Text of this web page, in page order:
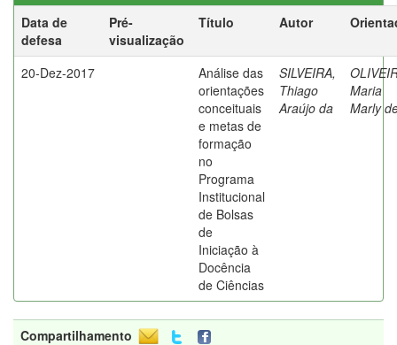
Data de
defesa
Pré-
visualização
Título Autor
20-Dez-2017
Análise das
orientações
conceituais
e metas de
formação
no
Programa
Institucional
de Bolsas
de
Iniciação à
Docência
de Ciências
SILVEIRA,
Thiago
Araújo da
Maria
Marly
Compartilhamento